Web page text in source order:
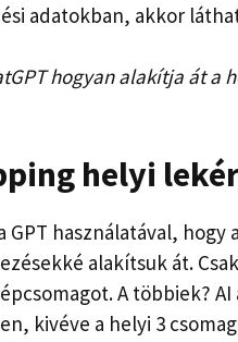
adatokban, akkor
hogyan alakítja át a
helyi
használatával, hogy
alakítsuk át.
A többiek?
kivéve a helyi 3